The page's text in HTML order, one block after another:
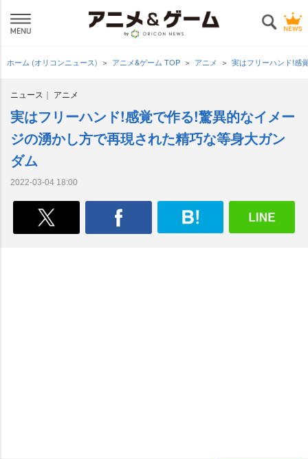
ホーム (オリコンニュース) アニメ&ゲーム TOP アニメ 実はフリーハンド!感
ニュース アニメ
実はフリーハンド!感覚で作る!驚異的なイメー
ジの湧かし方で再現された精巧な等身大ガン
ダム
2022-03-04 18:00